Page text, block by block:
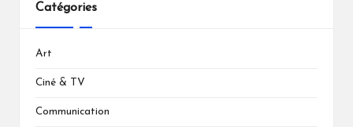
Catégories
Art
Ciné & TV
Communication